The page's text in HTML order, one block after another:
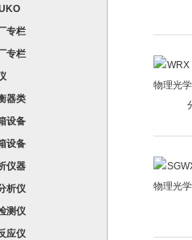
专栏
专栏
器类
设备
设备
仪器
析仪
测仪
应仪